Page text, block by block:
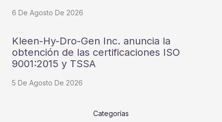
6 De Agosto De 2026
Kleen-Hy-Dro-Gen Inc. anuncia la
obtención de las certificaciones ISO
9001:2015 y TSSA
5 De Agosto De 2026
Categorías